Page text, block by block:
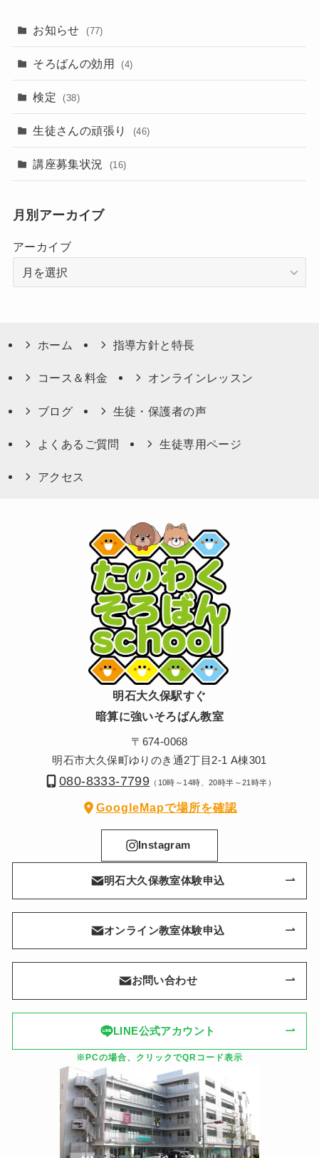
お知らせ (77)
そろばんの効用 (4)
検定 (38)
生徒さんの頑張り (46)
講座募集状況 (16)
月別アーカイブ
アーカイブ
ホーム 指導方針と特長
コース＆料金 オンラインレッスン
ブログ 生徒・保護者の声
よくあるご質問 生徒専用ページ
アクセス
明石大久保駅すぐ
暗算に強いそろばん教室
〒674-0068
明石市大久保町ゆりのき通2丁目2-1 A棟301
080-8333-7799 （10時～14時、20時半～21時半）
GoogleMapで場所を確認
Instagram
明石大久保教室体験申込
オンライン教室体験申込
お問い合わせ
LINE公式アカウント
※PCの場合、クリックでQRコード表示